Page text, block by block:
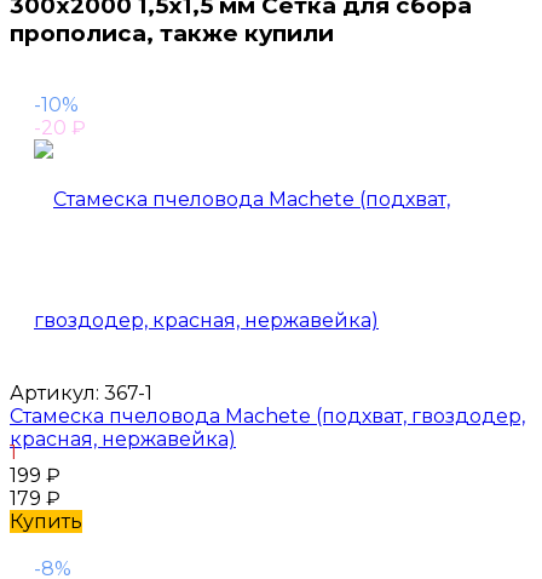
прополиса, также купили
-10%
-20 ₽
Артикул: 367-1
Стамеска пчеловода Machete (подхват, гвоздодер,
красная, нержавейка)
1
199 ₽
179 ₽
Купить
-8%